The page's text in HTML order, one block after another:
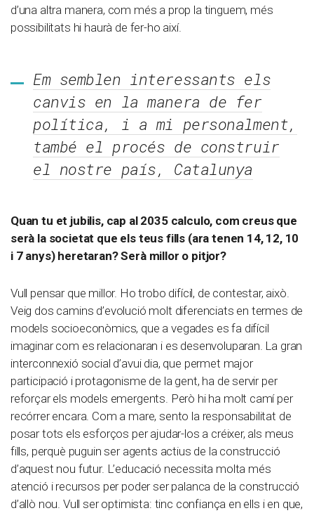
d’una altra manera, com més a prop la tinguem, més
possibilitats hi haurà de fer-ho així.
Em semblen interessants els
canvis en la manera de fer
política, i a mi personalment,
també el procés de construir
el nostre país, Catalunya
Quan tu et jubilis, cap al 2035 calculo, com creus que
serà la societat que els teus fills (ara tenen 14, 12, 10
i 7 anys) heretaran? Serà millor o pitjor?
Vull pensar que millor. Ho trobo difícil, de contestar, això.
Veig dos camins d’evolució molt diferenciats en termes de
models socioeconòmics, que a vegades es fa difícil
imaginar com es relacionaran i es desenvoluparan. La gran
interconnexió social d’avui dia, que permet major
participació i protagonisme de la gent, ha de servir per
reforçar els models emergents. Però hi ha molt camí per
recórrer encara. Com a mare, sento la responsabilitat de
posar tots els esforços per ajudar-los a créixer, als meus
fills, perquè puguin ser agents actius de la construcció
d’aquest nou futur. L’educació necessita molta més
atenció i recursos per poder ser palanca de la construcció
d’allò nou. Vull ser optimista: tinc confiança en ells i en que,